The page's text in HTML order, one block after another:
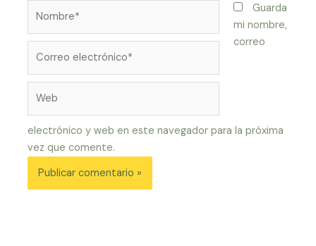
electrónico*
Guarda
mi nombre,
correo
electrónico y web en este navegador para la próxima
vez que comente.